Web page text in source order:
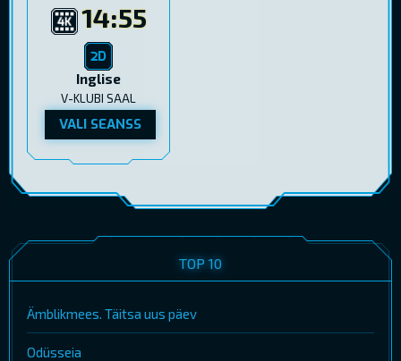
14:55
Inglise
V-KLUBI SAAL
VALI SEANSS
TOP 10
Ämblikmees. Täitsa uus päev
Odüsseia